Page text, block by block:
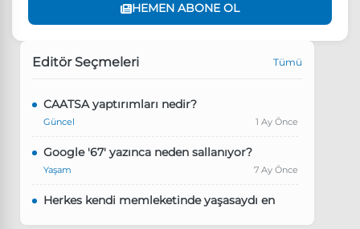
HEMEN ABONE OL
Editör Seçmeleri Tümü
CAATSA yaptırımları nedir?
Güncel 1 Ay Önce
Google '67' yazınca neden sallanıyor?
Yaşam 7 Ay Önce
Herkes kendi memleketinde yaşasaydı en